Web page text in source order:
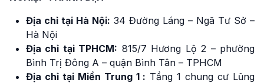
Địa chỉ tại Hà Nội: 34 Đường Láng – Ngã Tư Sở –
Hà Nội
Địa chỉ tại TPHCM: 815/7 Hương Lộ 2 – phường
Bình Trị Đông A – quận Bình Tân – TPHCM
Địa chỉ tại Miền Trung 1 : Tầng 1 chung cư Lũng